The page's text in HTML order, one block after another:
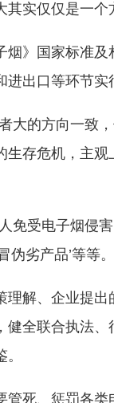
实仅仅是一个
烟》国家标准
出口等环节
大的方向一致
存危机，主
免受电子烟侵
伪劣产品’等等
理解、企业提
健全联合执法
管死、惩罚各